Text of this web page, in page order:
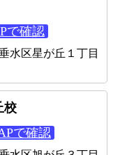
で確認
水区星が丘１丁目
校
で確認